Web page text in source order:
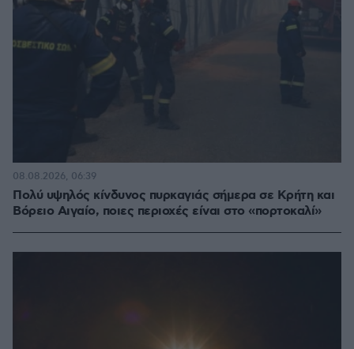
Πολύ υψηλός κίνδυνος πυρκαγιάς σήμερα σε Κρήτη και
Βόρειο Αιγαίο, ποιες περιοχές είναι στο «πορτοκαλί»
08.08.2026, 06:39